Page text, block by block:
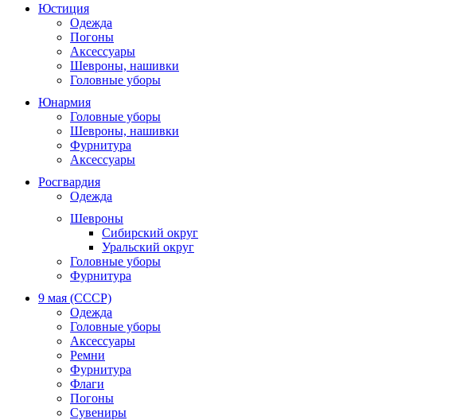
Юстиция
Одежда
Погоны
Аксессуары
Шевроны, нашивки
Головные уборы
Юнармия
Головные уборы
Шевроны, нашивки
Фурнитура
Аксессуары
Росгвардия
Одежда
Шевроны
Сибирский округ
Уральский округ
Головные уборы
Фурнитура
9 мая (СССР)
Одежда
Головные уборы
Аксессуары
Ремни
Фурнитура
Флаги
Погоны
Сувениры